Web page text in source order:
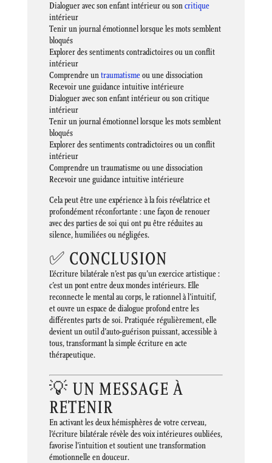
Dialoguer avec son enfant intérieur ou soncritique
intérieur
Tenir un journal émotionnel lorsque les mots semblent
bloqués
Explorer des sentiments contradictoires ou un conflit
intérieur
Comprendre untraumatismeou une dissociation
Recevoir une guidance intuitive intérieure
Dialoguer avec son enfant intérieur ou son critique
intérieur
Tenir un journal émotionnel lorsque les mots semblent
bloqués
Explorer des sentiments contradictoires ou un conflit
intérieur
Comprendre un traumatisme ou une dissociation
Recevoir une guidance intuitive intérieure
Cela peut être une expérience à la fois révélatrice et
profondément réconfortante : une façon de renouer
avec des parties de soi qui ont pu être réduites au
silence, humiliées ou négligées.
✅ CONCLUSION
L’écriture bilatérale n’est pas qu’un exercice artistique :
c’est un pont entre deux mondes intérieurs. Elle
reconnecte le mental au corps, le rationnel à l’intuitif,
et ouvre un espace de dialogue profond entre les
différentes parts de soi. Pratiquée régulièrement, elle
devient un outil d’auto-guérison puissant, accessible à
tous, transformant la simple écriture en acte
thérapeutique.
💡 UN MESSAGE À
RETENIR
En activant les deux hémisphères de votre cerveau,
l’écriture bilatérale révèle des voix intérieures oubliées,
favorise l’intuition et soutient une transformation
émotionnelle en douceur.